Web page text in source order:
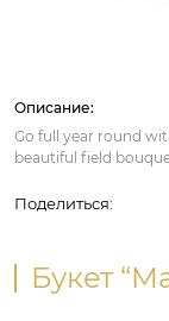
Описание:
Go full year round
beautiful field
Поделиться:
Букет